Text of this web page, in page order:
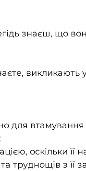
знаєш, що
викликають
для втамування
оскільки
труднощів з її